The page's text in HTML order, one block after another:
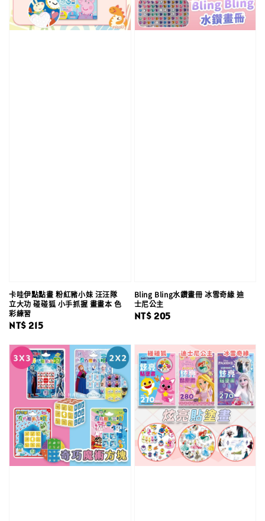
卡哇伊點點畫 粉紅豬小妹 汪汪隊
立大功 碰碰狐 小手抓握 畫畫本 色
彩練習
Regular
NT$ 215
Bling Bling水鑽畫冊 冰雪奇緣 迪
士尼公主
Regular
NT$ 205